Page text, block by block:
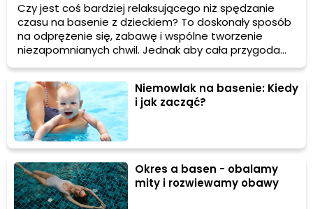
Czy jest coś bardziej relaksującego niż spędzanie
czasu na basenie z dzieckiem? To doskonały sposób
na odprężenie się, zabawę i wspólne tworzenie
niezapomnianych chwil. Jednak aby cała przygoda
przebiegła bezpiecznie i sprawnie, warto się
odpowiednio przygotować. Podpowiadamy, jak
zaplanować wizytę na basenie z dzieckiem, jak
zadbać o ich bezpieczeństwo i jak czerpać
maksimum radości z tego wyjątkowego czasu.
Niemowlak na basenie: Kiedy
i jak zacząć?
Okres a basen - obalamy
mity i rozwiewamy obawy